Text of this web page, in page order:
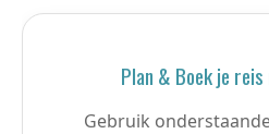
Plan & Boek je
Gebruik